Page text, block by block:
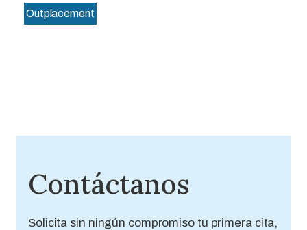
Outplacement
Contáctanos
Solicita sin ningún compromiso tu primera cita,